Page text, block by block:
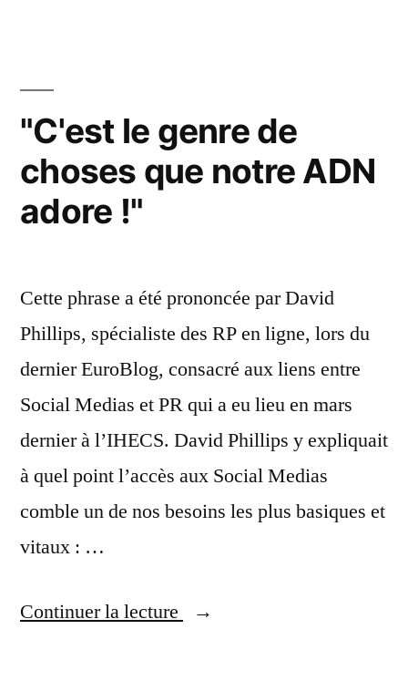
"C'est le genre de
choses que notre ADN
adore !"
Cette phrase a été prononcée par David
Phillips, spécialiste des RP en ligne, lors du
dernier EuroBlog, consacré aux liens entre
Social Medias et PR qui a eu lieu en mars
dernier à l’IHECS. David Phillips y expliquait
à quel point l’accès aux Social Medias
comble un de nos besoins les plus basiques et
vitaux : …
Continuer la lecture
« "C'est